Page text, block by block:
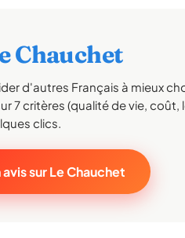
Chauchet
d'autres Français à mieux
7 critères (qualité de vie, coût,
clics.
sur Le Chauchet